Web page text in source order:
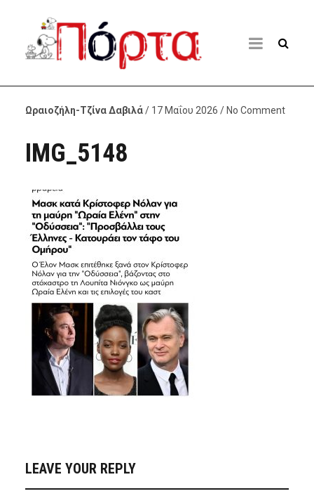
Ωραιοζήλη-Τζίνα Δαβιλά/ 17 Μαΐου 2026 / No Comment
IMG_5148
LEAVE YOUR REPLY